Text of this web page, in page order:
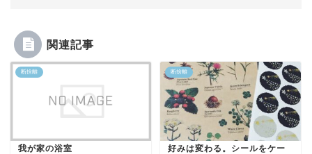
関連記事
断捨離
我が家の浴室
断捨離
好みは変わる。シールをケー